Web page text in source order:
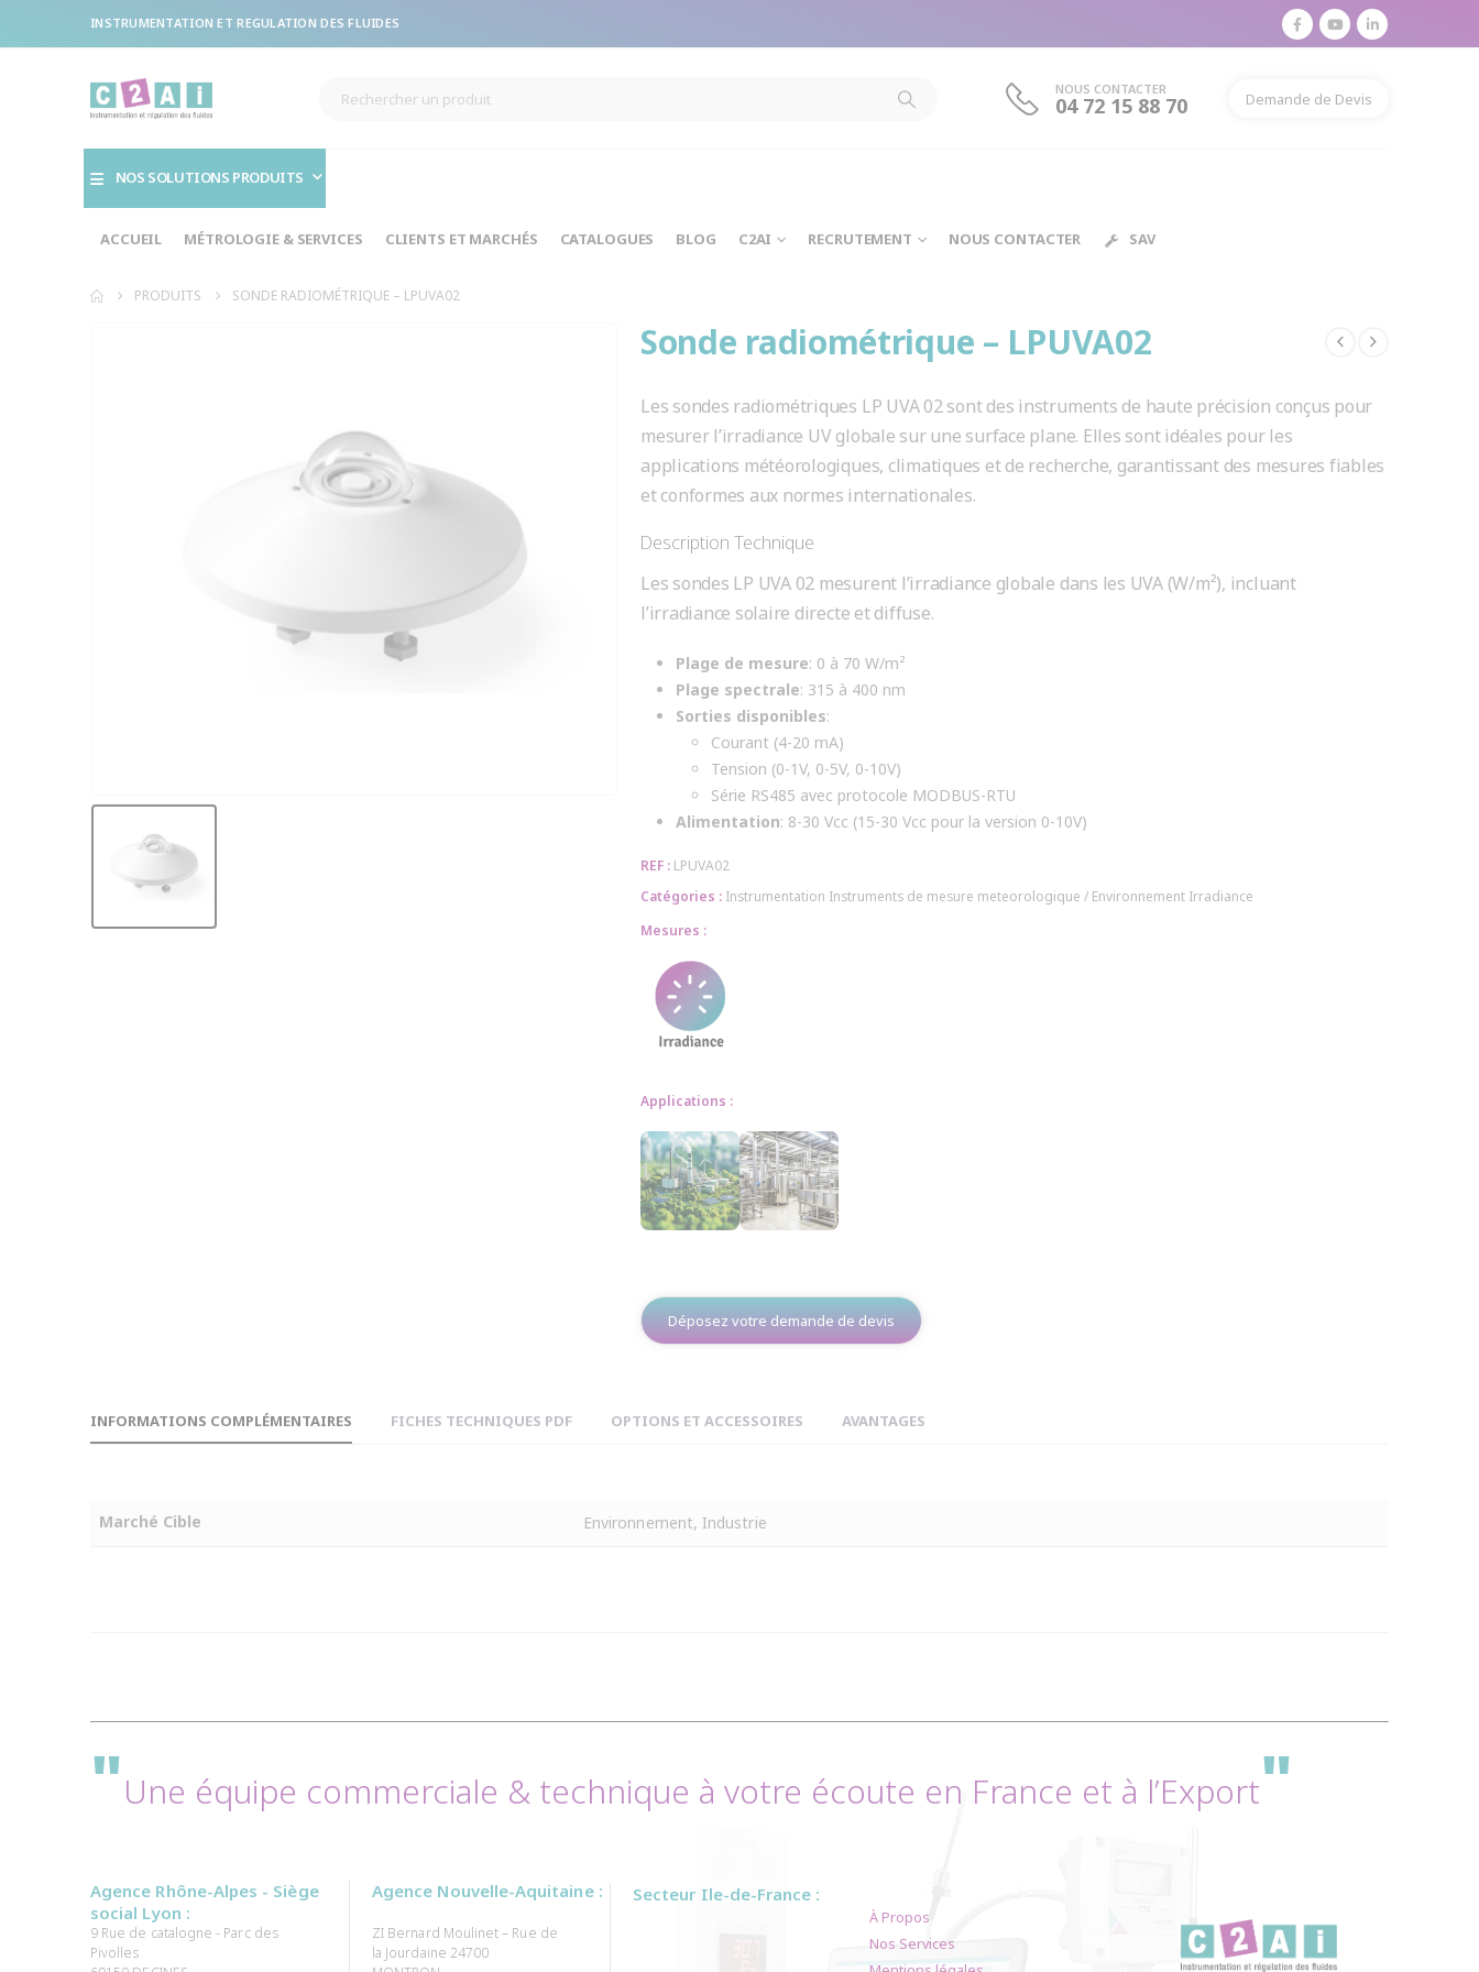
INSTRUMENTATION ET REGULATION DES FLUIDES
NOUS CONTACTER
04 72 15 88 70 Demande de Devis
NOS SOLUTIONS PRODUITS
ACCUEIL MÉTROLOGIE & SERVICES CLIENTS ET MARCHÉS CATALOGUES BLOG C2AI RECRUTEMENT NOUS CONTACTER SAV
PRODUITS SONDE RADIOMÉTRIQUE – LPUVA02
Sonde radiométrique – LPUVA02
Les sondes radiométriques LP UVA 02 sont des instruments de haute précision conçus pour
mesurer l’irradiance UV globale sur une surface plane. Elles sont idéales pour les
applications météorologiques, climatiques et de recherche, garantissant des mesures fiables
et conformes aux normes internationales.
Description Technique
Les sondes LP UVA 02 mesurent l’irradiance globale dans les UVA (W/m²), incluant
l’irradiance solaire directe et diffuse.
Plage de mesure: 0 à 70 W/m²
Plage spectrale: 315 à 400 nm
Sorties disponibles:
Courant (4-20 mA)
Tension (0-1V, 0-5V, 0-10V)
Série RS485 avec protocole MODBUS-RTU
Alimentation: 8-30 Vcc (15-30 Vcc pour la version 0-10V)
REF : LPUVA02
Catégories : Instrumentation Instruments de mesure meteorologique / Environnement Irradiance
Mesures :
Applications :
Déposez votre demande de devis
INFORMATIONS COMPLÉMENTAIRES FICHES TECHNIQUES PDF OPTIONS ET ACCESSOIRES AVANTAGES
Marché Cible Environnement, Industrie
"Une équipe commerciale & technique à votre écoute en France et à l’Export"
Agence Rhône-Alpes - Siège
social Lyon :
9 Rue de catalogne - Parc des
Pivolles
Agence Nouvelle-Aquitaine :
ZI Bernard Moulinet – Rue de
la Jourdaine 24700
Secteur Ile-de-France :
À Propos
Nos Services
Devis
Envoyez-nous vos informations si vous souhaitez
être recontacter par notre équipe commerciale
Département :